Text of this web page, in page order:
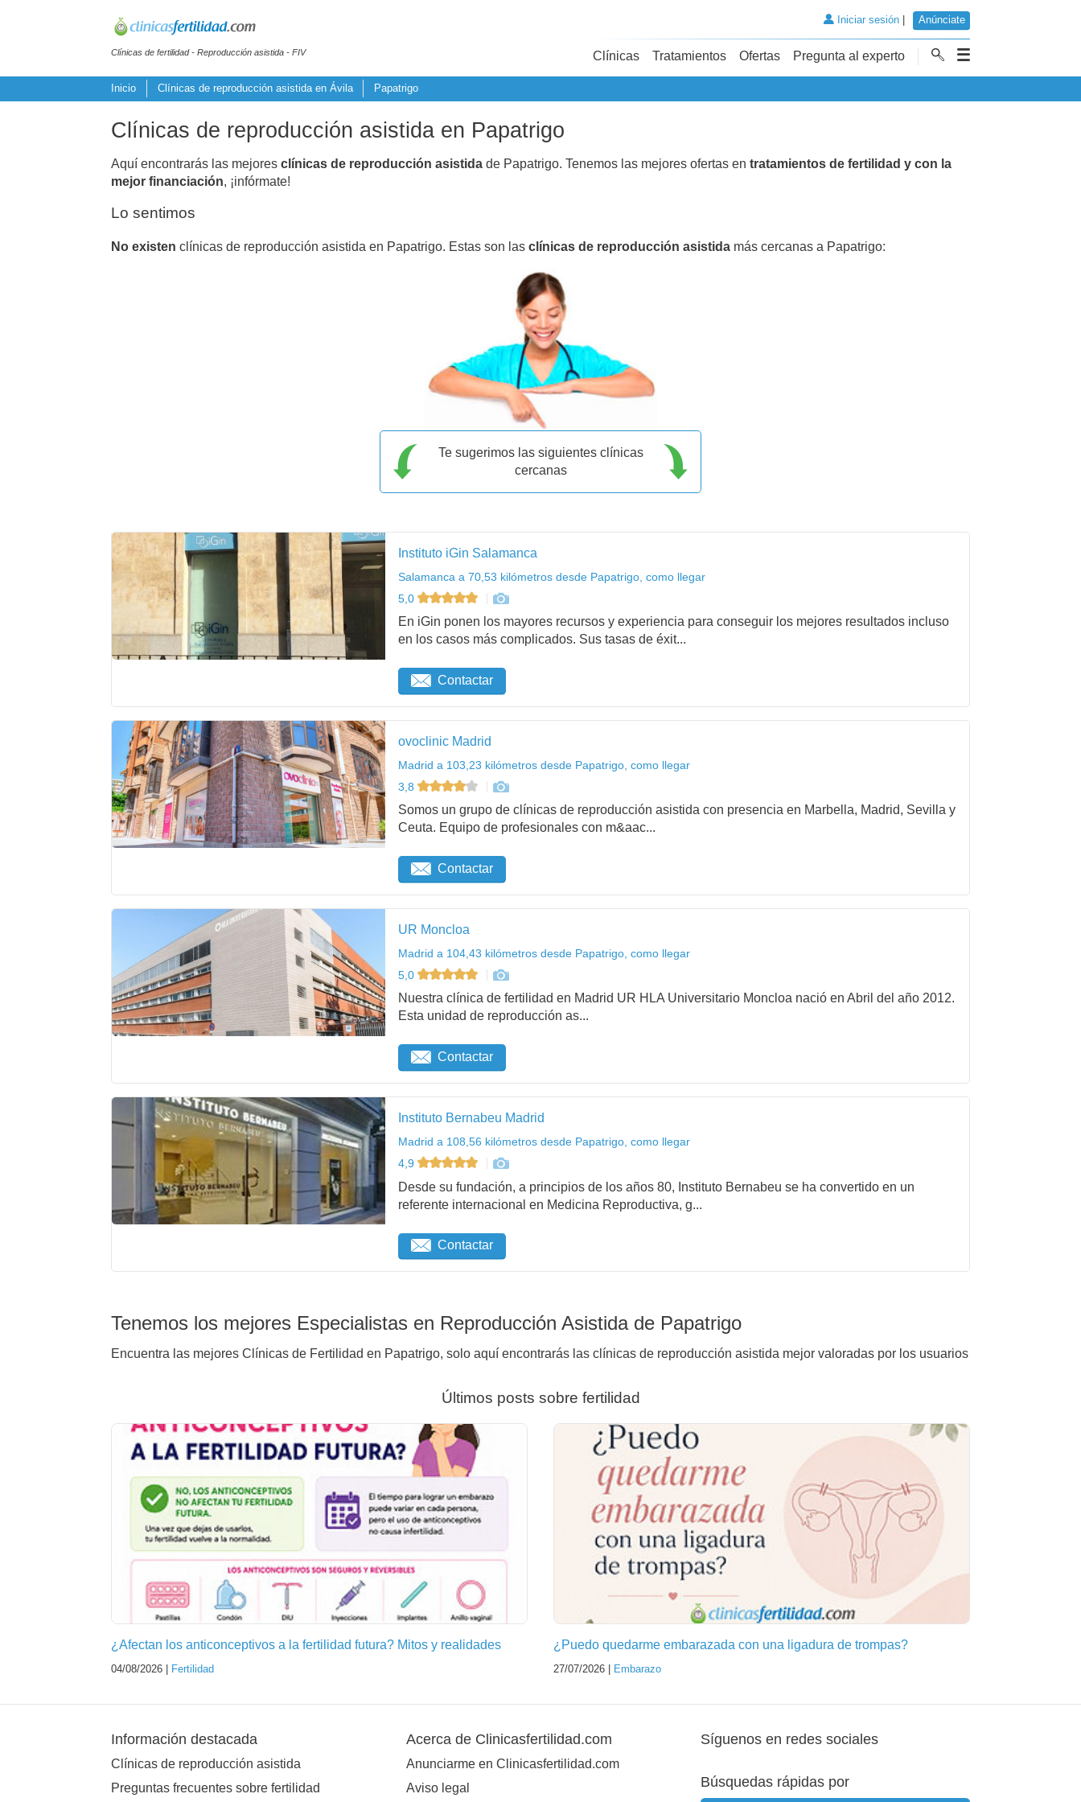
Clínicas de fertilidad - Reproducción asistida - FIV
Iniciar sesión| Anúnciate
Clínicas Tratamientos Ofertas Pregunta al experto
Inicio Clínicas de reproducción asistida en Ávila Papatrigo
Clínicas de reproducción asistida en Papatrigo
Aquí encontrarás las mejores clínicas de reproducción asistida de Papatrigo. Tenemos las mejores ofertas en tratamientos de fertilidad y con la
mejor financiación, ¡infórmate!
Lo sentimos
No existen clínicas de reproducción asistida en Papatrigo. Estas son las clínicas de reproducción asistida más cercanas a Papatrigo:
Te sugerimos las siguientes clínicas
cercanas
Instituto iGin Salamanca
Salamanca a 70,53 kilómetros desde Papatrigo, como llegar
5,0
En iGin ponen los mayores recursos y experiencia para conseguir los mejores resultados incluso
en los casos más complicados. Sus tasas de éxit...
Contactar
ovoclinic Madrid
Madrid a 103,23 kilómetros desde Papatrigo, como llegar
3,8
Somos un grupo de clínicas de reproducción asistida con presencia en Marbella, Madrid, Sevilla y
Ceuta. Equipo de profesionales con m&aac...
Contactar
UR Moncloa
Madrid a 104,43 kilómetros desde Papatrigo, como llegar
5,0
Nuestra clínica de fertilidad en Madrid UR HLA Universitario Moncloa nació en Abril del año 2012.
Esta unidad de reproducción as...
Contactar
Instituto Bernabeu Madrid
Madrid a 108,56 kilómetros desde Papatrigo, como llegar
4,9
Desde su fundación, a principios de los años 80, Instituto Bernabeu se ha convertido en un
referente internacional en Medicina Reproductiva, g...
Contactar
Tenemos los mejores Especialistas en Reproducción Asistida de Papatrigo
Encuentra las mejores Clínicas de Fertilidad en Papatrigo, solo aquí encontrarás las clínicas de reproducción asistida mejor valoradas por los usuarios
Últimos posts sobre fertilidad
¿Afectan los anticonceptivos a la fertilidad futura? Mitos y realidades
04/08/2026 | Fertilidad
¿Puedo quedarme embarazada con una ligadura de trompas?
27/07/2026 | Embarazo
Información destacada
Clínicas de reproducción asistida
Preguntas frecuentes sobre fertilidad
Acerca de Clinicasfertilidad.com
Anunciarme en Clinicasfertilidad.com
Aviso legal
Síguenos en redes sociales
Búsquedas rápidas por